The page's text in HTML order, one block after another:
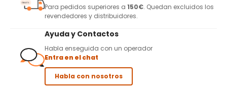
Para pedidos superiores a 150€. Quedan excluidos los
revendedores y distribuidores.
Ayuda y Contactos
Habla enseguida con un operador
Entra en el chat
Habla con nosotros